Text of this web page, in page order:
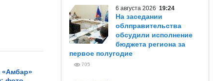
«Амбар»
6 августа 2026 19:24
На заседании
облправительства
обсудили исполнение
бюджета региона за
первое полугодие
705